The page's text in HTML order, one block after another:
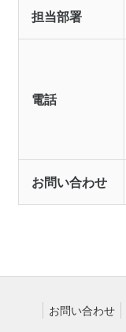
担当部署
電話
お問い合わせ
お問い合わせ